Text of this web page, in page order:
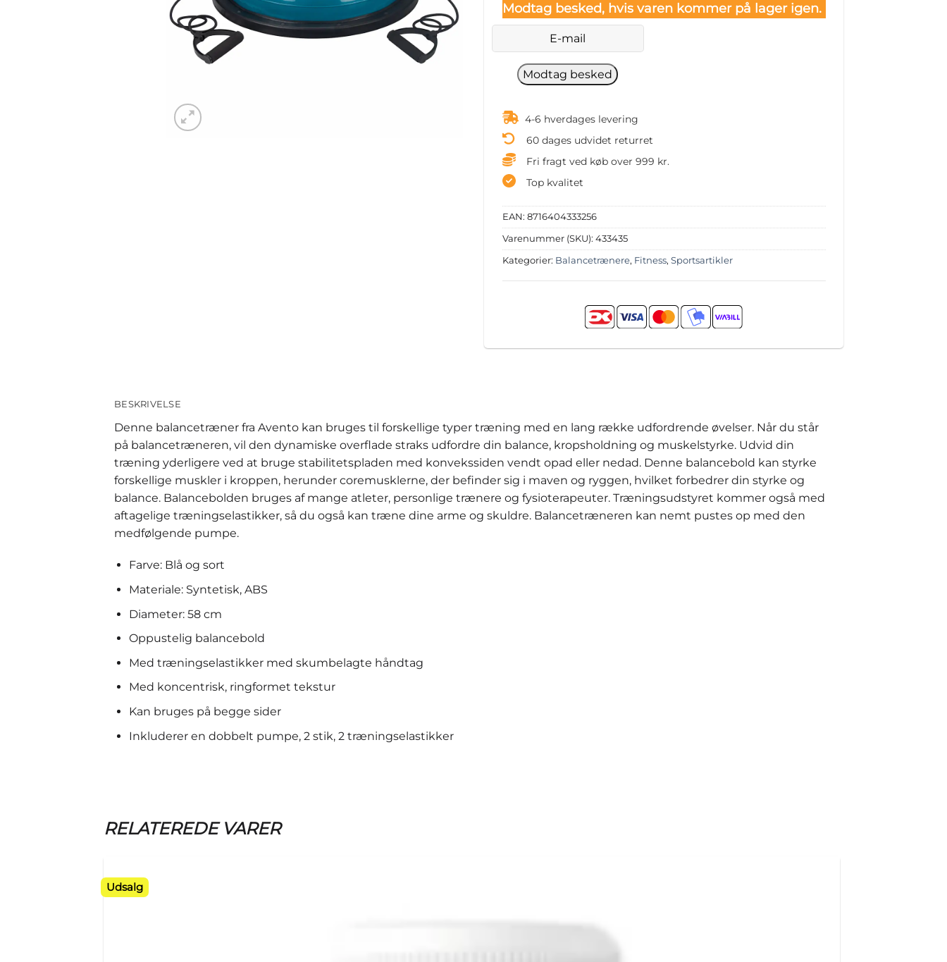
Modtag besked, hvis varen kommer på lager igen.
4-6 hverdages levering
60 dages udvidet returret
Fri fragt ved køb over 999 kr.
Top kvalitet
EAN: 8716404333256
Varenummer (SKU): 433435
Kategorier: Balancetrænere, Fitness, Sportsartikler
BESKRIVELSE
Denne balancetræner fra Avento kan bruges til forskellige typer træning med en lang række udfordrende øvelser. Når du står
på balancetræneren, vil den dynamiske overflade straks udfordre din balance, kropsholdning og muskelstyrke. Udvid din
træning yderligere ved at bruge stabilitetspladen med konvekssiden vendt opad eller nedad. Denne balancebold kan styrke
forskellige muskler i kroppen, herunder coremusklerne, der befinder sig i maven og ryggen, hvilket forbedrer din styrke og
balance. Balancebolden bruges af mange atleter, personlige trænere og fysioterapeuter. Træningsudstyret kommer også med
aftagelige træningselastikker, så du også kan træne dine arme og skuldre. Balancetræneren kan nemt pustes op med den
medfølgende pumpe.
Farve: Blå og sort
Materiale: Syntetisk, ABS
Diameter: 58 cm
Oppustelig balancebold
Med træningselastikker med skumbelagte håndtag
Med koncentrisk, ringformet tekstur
Kan bruges på begge sider
Inkluderer en dobbelt pumpe, 2 stik, 2 træningselastikker
RELATEREDE VARER
Udsalg